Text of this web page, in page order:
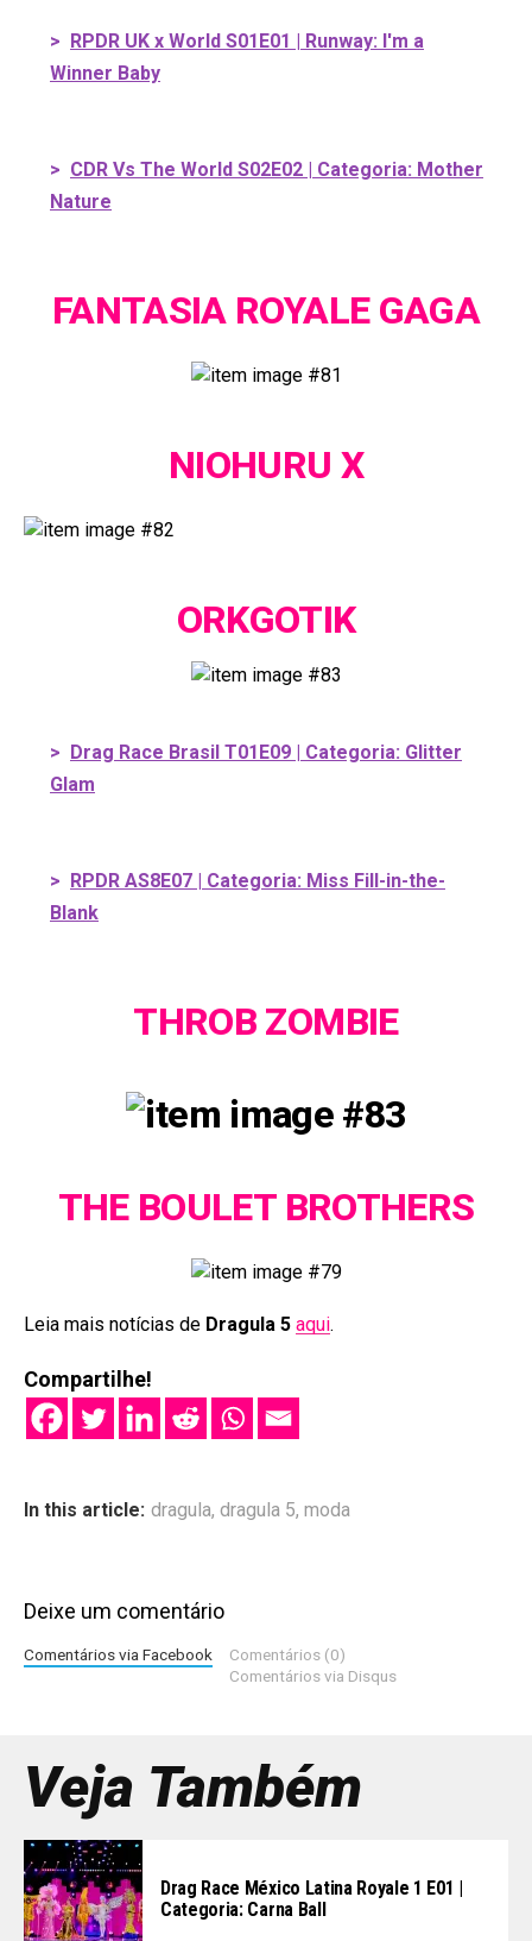
> RPDR UK x World S01E01 | Runway: I'm a
Winner Baby
> CDR Vs The World S02E02 | Categoria: Mother
Nature
FANTASIA ROYALE GAGA
NIOHURU X
ORKGOTIK
> Drag Race Brasil T01E09 | Categoria: Glitter
Glam
> RPDR AS8E07 | Categoria: Miss Fill-in-the-
Blank
THROB ZOMBIE
THE BOULET BROTHERS
Leia mais notícias de Dragula 5 aqui.
Compartilhe!
In this article: dragula, dragula 5, moda
Deixe um comentário
Comentários via Facebook
Comentários (0)
Comentários via Disqus
Veja Também
Drag Race México Latina Royale 1 E01 |
Categoria: Carna Ball